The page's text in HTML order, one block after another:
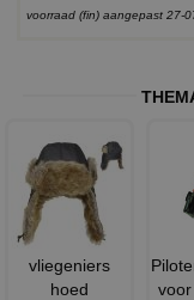
voorraad (fin) aangepast 27-
vliegeniers
hoed